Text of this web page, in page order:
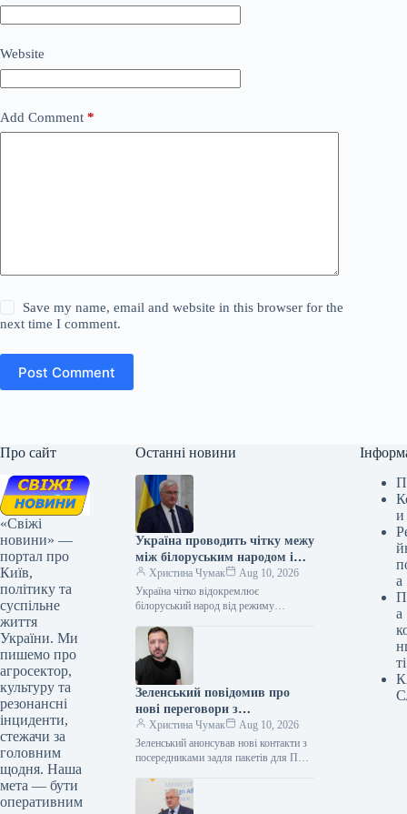
Website
Add Comment *
Save my name, email and website in this browser for the
next time I comment.
Post Comment
Про сайт
«Свіжі
новини» —
портал про
Київ,
політику та
суспільне
життя
України. Ми
пишемо про
агросектор,
культуру та
резонансні
інциденти,
стежачи за
головним
щодня. Наша
мета — бути
оперативним
Останні новини
Україна проводить чітку межу
між білоруським народом і
владою Лукашенка – Сибіга
Христина Чумак
Aug 10, 2026
Україна чітко відокремлює
білоруський народ від режиму
Укрінформ Очільник МЗС України
Андрій Сибіга у заяві…
Зеленський повідомив про
нові переговори з
посередниками щодо пакетів
для ППО
Христина Чумак
Aug 10, 2026
Зеленський анонсував нові контакти з
посередниками задля пакетів для ППО
Президент Володимир Зеленський
повідомив про нові контакти…
и
а
а
ті